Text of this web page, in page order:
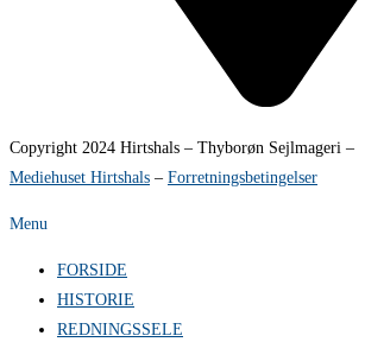
Copyright 2024 Hirtshals – Thyborøn Sejlmageri –
Mediehuset Hirtshals – Forretningsbetingelser
Menu
FORSIDE
HISTORIE
REDNINGSSELE